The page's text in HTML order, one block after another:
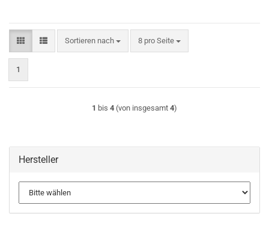
Sortieren nach
Sortieren nach 8 pro Seite
pro Seite
1
1 bis 4 (von insgesamt 4)
Hersteller